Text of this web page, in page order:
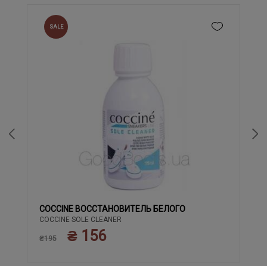
SALE
COCCINE ВОССТАНОВИТЕЛЬ БЕЛОГО
COCCINE SOLE CLEANER
₴195 ₴ 156